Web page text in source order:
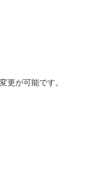
更が可能です。